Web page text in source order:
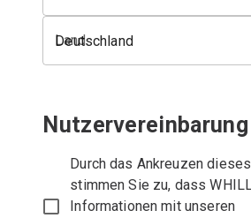
Land
Deutschland
Nutzervereinbarung
Durch das Ankreuzen
stimmen Sie zu, dass
Informationen mit unseren